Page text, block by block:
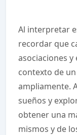
Al interpretar
recordar que
asociaciones
contexto de
ampliamente.
sueños y
obtener una
mismos y de